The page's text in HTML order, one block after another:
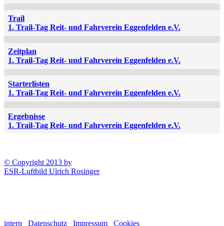
Trail
1. Trail-Tag Reit- und Fahrverein Eggenfelden e.V.
Zeitplan
1. Trail-Tag Reit- und Fahrverein Eggenfelden e.V.
Starterlisten
1. Trail-Tag Reit- und Fahrverein Eggenfelden e.V.
Ergebnisse
1. Trail-Tag Reit- und Fahrverein Eggenfelden e.V.
© Copyright 2013 by
ESR-Luftbild Ulrich Rosinger
intern Datenschutz Impressum Cookies